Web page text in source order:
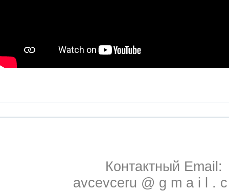
Контактный Email:
avcevceru @ g m a i l .